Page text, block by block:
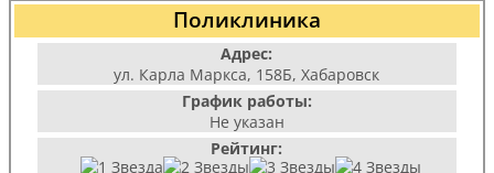
Поликлиника
Адрес:
ул. Карла Маркса, 158Б, Хабаровск
График работы:
Не указан
Рейтинг: